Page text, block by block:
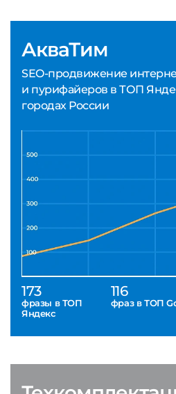
АкваТим
SEO-продвижение
и пурифайеров в ТОП
городах России
173
фразы в ТОП
Яндекс
116
фраз в ТОП